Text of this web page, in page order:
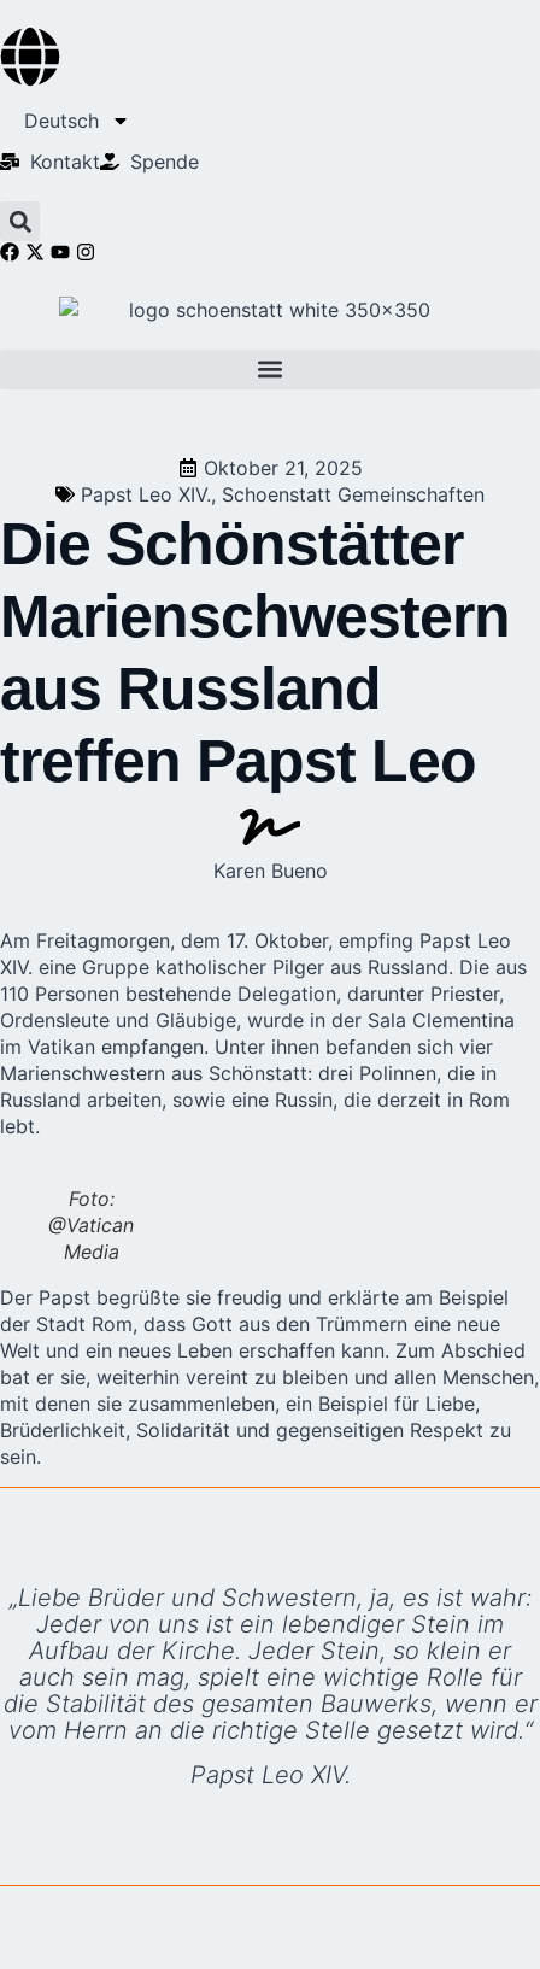
Deutsch
Kontakt
Spende
Oktober 21, 2025
Papst Leo XIV., Schoenstatt Gemeinschaften
Die Schönstätter
Marienschwestern
aus Russland
treffen Papst Leo
Karen Bueno
Am Freitagmorgen, dem 17. Oktober, empfing Papst Leo
XIV. eine Gruppe katholischer Pilger aus Russland. Die aus
110 Personen bestehende Delegation, darunter Priester,
Ordensleute und Gläubige, wurde in der Sala Clementina
im Vatikan empfangen. Unter ihnen befanden sich vier
Marienschwestern aus Schönstatt: drei Polinnen, die in
Russland arbeiten, sowie eine Russin, die derzeit in Rom
lebt.
Foto:
@Vatican
Media
Der Papst begrüßte sie freudig und erklärte am Beispiel
der Stadt Rom, dass Gott aus den Trümmern eine neue
Welt und ein neues Leben erschaffen kann. Zum Abschied
bat er sie, weiterhin vereint zu bleiben und allen Menschen,
mit denen sie zusammenleben, ein Beispiel für Liebe,
Brüderlichkeit, Solidarität und gegenseitigen Respekt zu
sein.
„Liebe Brüder und Schwestern, ja, es ist wahr:
Jeder von uns ist ein lebendiger Stein im
Aufbau der Kirche. Jeder Stein, so klein er
auch sein mag, spielt eine wichtige Rolle für
die Stabilität des gesamten Bauwerks, wenn er
vom Herrn an die richtige Stelle gesetzt wird.“
Papst Leo XIV.